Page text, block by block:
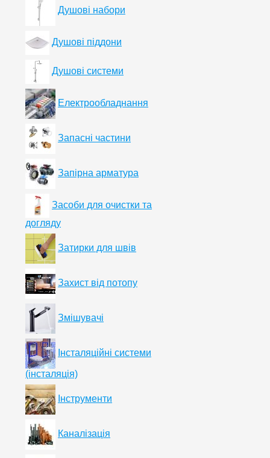
Душові набори
Душові піддони
Душові системи
Електрообладнання
Запасні частини
Запірна арматура
Засоби для очистки та
догляду
Затирки для швів
Захист від потопу
Змішувачі
Інсталяційні системи
(інсталяція)
Інструменти
Каналізація